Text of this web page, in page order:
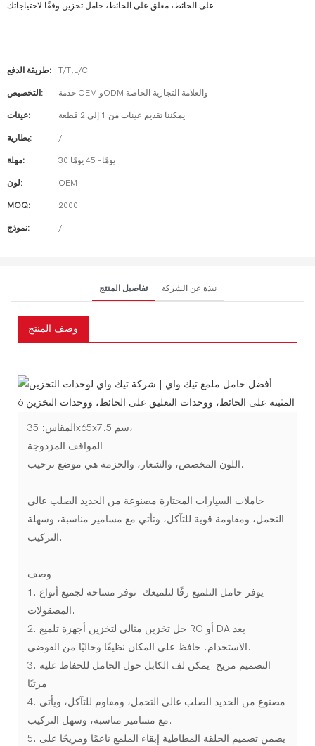
على الحائط، معلق على الحائط، حامل تخزين وفقًا لاحتياجاتك.
طريقة الدفع: T/T,L/C
التخصيص: خدمة OEM وODM والعلامة التجارية الخاصة
عينات: يمكننا تقديم عينات من 1 إلى 2 قطعة
بطارية: /
مهلة: 30 يومًا - 45 يومًا
لون: OEM
MOQ: 2000
نموذج: /
تفاصيل المنتج نبذة عن الشركة
وصف المنتج
المقاس: 35x65x7.5 سم،
المواقف المزدوجة
اللون المخصص، والشعار، والحزمة هي موضع ترحيب.
حاملات السيارات المختارة مصنوعة من الحديد الصلب عالي
التحمل، ومقاومة قوية للتآكل، وتأتي مع مسامير مناسبة، وسهلة
التركيب.
وصف:
1. يوفر حامل التلميع رفًا لتلميعك. توفر مساحة لجميع أنواع
المصقولات.
2. حل تخزين مثالي لتخزين أجهزة تلميع RO أو DA بعد
الاستخدام. حافظ على المكان نظيفًا وخاليًا من الفوضى.
3. التصميم مريح. يمكن لف الكابل حول الحامل للحفاظ عليه
مرتبًا.
4. مصنوع من الحديد الصلب عالي التحمل، ومقاوم للتآكل، ويأتي
مع مسامير مناسبة، وسهل التركيب.
5. يضمن تصميم الحلقة المطاطية إبقاء الملمع ناعمًا ومريحًا على